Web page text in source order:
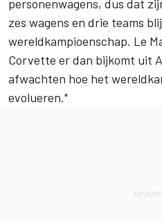
personenwagens, dus dat
zes wagens en drie teams
wereldkampioenschap. Le
Corvette er dan bijkomt uit
afwachten hoe het
evolueren."